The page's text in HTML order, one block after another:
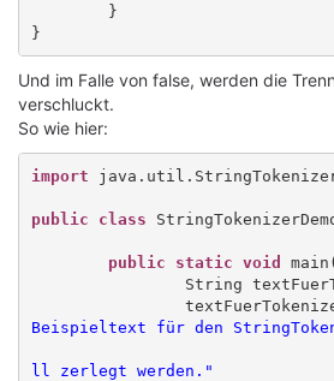
Und im Falle von false, werden die
verschluckt.
So wie hier:
import
public class
public static void
Beispieltext für den
ll zerlegt werden."